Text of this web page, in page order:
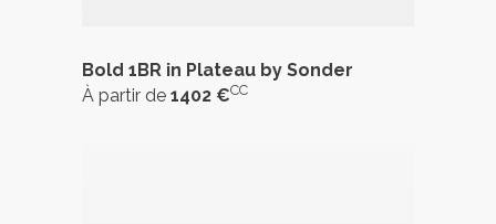
Bold 1BR in Plateau by Sonder
À partir de 1402 €CC